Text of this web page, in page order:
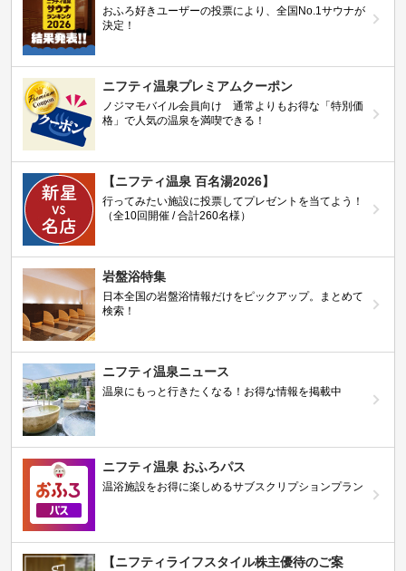
おふろ好きユーザーの投票により、全国No.1サウナが
決定！
ニフティ温泉プレミアムクーポン
ノジマモバイル会員向け 通常よりもお得な「特別価
格」で人気の温泉を満喫できる！
【ニフティ温泉 百名湯2026】
行ってみたい施設に投票してプレゼントを当てよう！
（全10回開催 / 合計260名様）
岩盤浴特集
日本全国の岩盤浴情報だけをピックアップ。まとめて
検索！
ニフティ温泉ニュース
温泉にもっと行きたくなる！お得な情報を掲載中
ニフティ温泉 おふろパス
温浴施設をお得に楽しめるサブスクリプションプラン
【ニフティライフスタイル株主優待のご案